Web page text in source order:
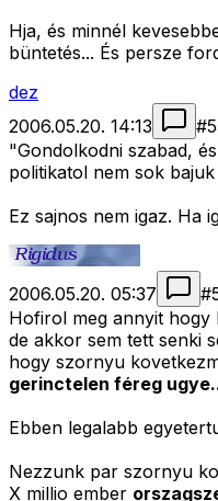
Hja, és minnél
büntetés... És persze
dez
2006.05.20. 14:13
#
"Gondolkodni szabad,
politikatol nem sok
Ez sajnos nem igaz. Ha
2006.05.20. 05:37 #
Hofirol meg annyit hogy
de akkor sem tett senki
hogy szornyu
gerinctelen féreg
Ebben legalabb
Nezzunk par szornyu
X millio ember